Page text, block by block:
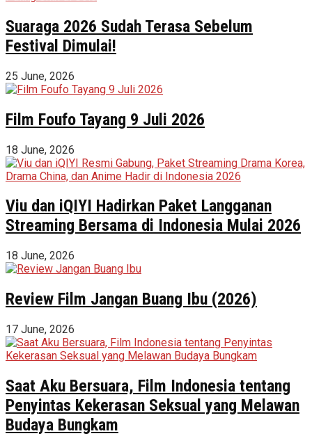
Suaraga 2026 Sudah Terasa Sebelum
Festival Dimulai!
25 June, 2026
Film Foufo Tayang 9 Juli 2026
18 June, 2026
Viu dan iQIYI Hadirkan Paket Langganan
Streaming Bersama di Indonesia Mulai 2026
18 June, 2026
Review Film Jangan Buang Ibu (2026)
17 June, 2026
Saat Aku Bersuara, Film Indonesia tentang
Penyintas Kekerasan Seksual yang Melawan
Budaya Bungkam